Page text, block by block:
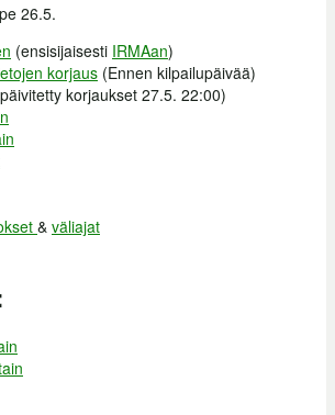
26.5.
(ensisijaisesti IRMAan)
korjaus (Ennen kilpailupäivää)
korjaukset 27.5. 22:00)
& väliajat